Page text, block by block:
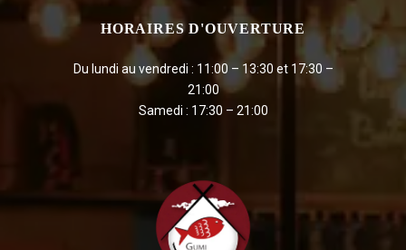
HORAIRES D'OUVERTURE
Du lundi au vendredi : 11:00 – 13:30 et 17:30 –
21:00
Samedi : 17:30 – 21:00